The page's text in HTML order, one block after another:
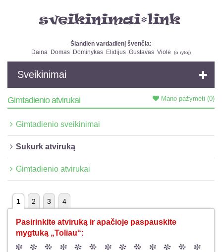
Šiandien vardadienį švenčia:
Daina Domas Dominykas Elidijus Gustavas Violė (o rytoj)
Sveikinimai
Mano pažymėti (0)
Gimtadienio atvirukai
Gimtadienio sveikinimai
Sukurk atviruką
Gimtadienio atvirukai
1 2 3 4
Pasirinkite atviruką ir apačioje paspauskite
mygtuką „Toliau“: